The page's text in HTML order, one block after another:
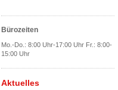
Bürozeiten
Mo.-Do.: 8:00 Uhr-17:00 Uhr Fr.: 8:00-
15:00 Uhr
Aktuelles